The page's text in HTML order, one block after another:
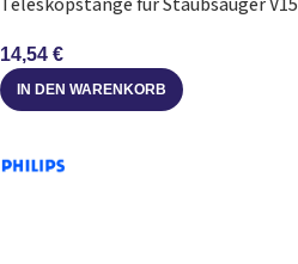
14,54 €
IN DEN WARENKORB